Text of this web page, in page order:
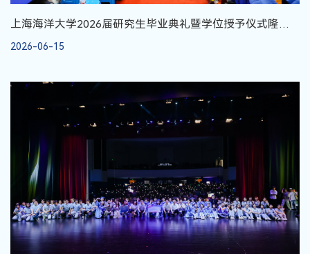
上海海洋大学2026届研究生毕业典礼暨学位授予仪式隆重
举行
2026-06-15